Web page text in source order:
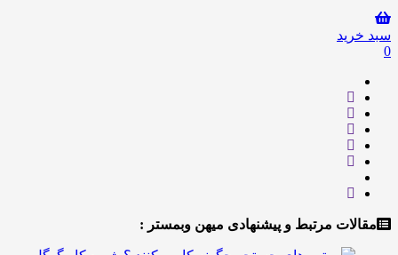
مرتبط و پیشنهادی میهن وبمستر :